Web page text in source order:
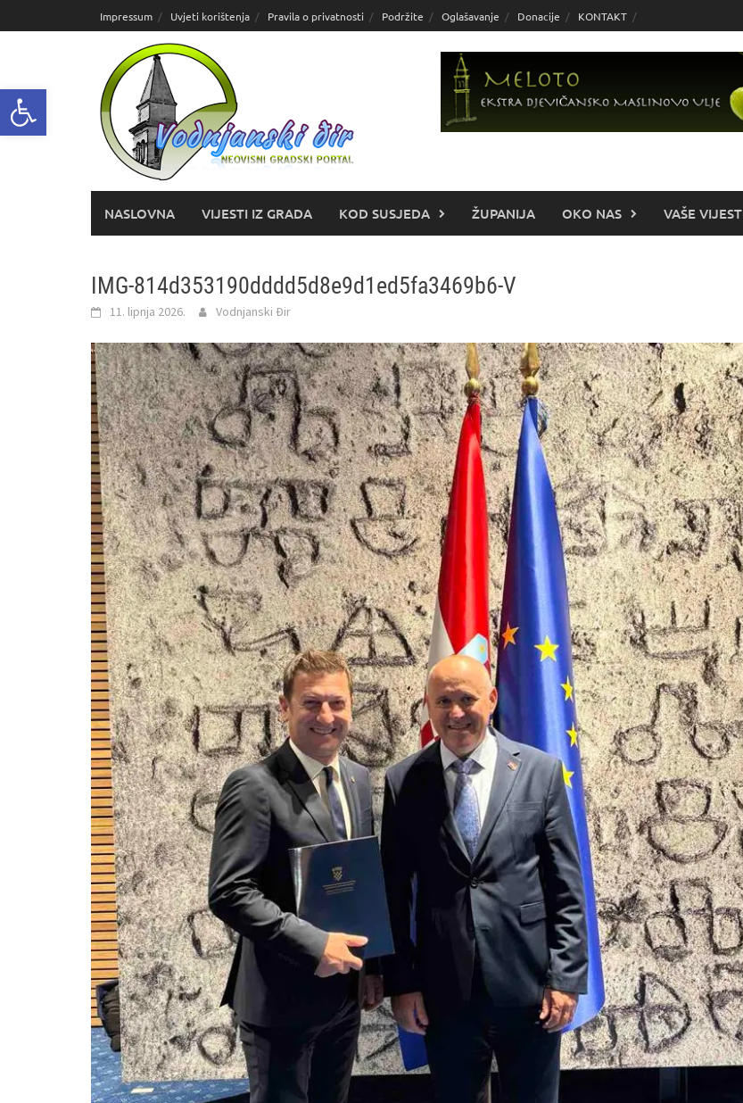
Open toolbar
do
Impressum Uvjeti korištenja Pravila o privatnosti Podržite Oglašavanje Donacije KONTAKT
NASLOVNA VIJESTI IZ GRADA KOD SUSJEDA ŽUPANIJA OKO NAS VAŠE
IMG-814d353190dddd5d8e9d1ed5fa3469b6-V
11. lipnja 2026. Vodnjanski Đir